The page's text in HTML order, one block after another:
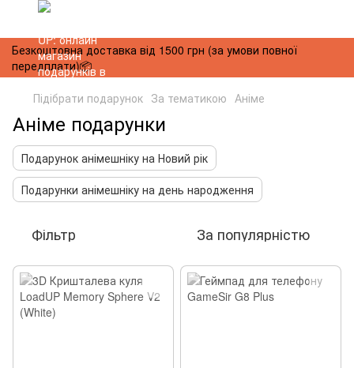
Безкоштовна доставка від 1500 грн (за умови повної
передплати)📦
Підібрати подарунок За тематикою Аніме
Аніме подарунки
Подарунок анімешніку на Новий рік
Подарунки анімешніку на день народження
Фільтр За популярністю